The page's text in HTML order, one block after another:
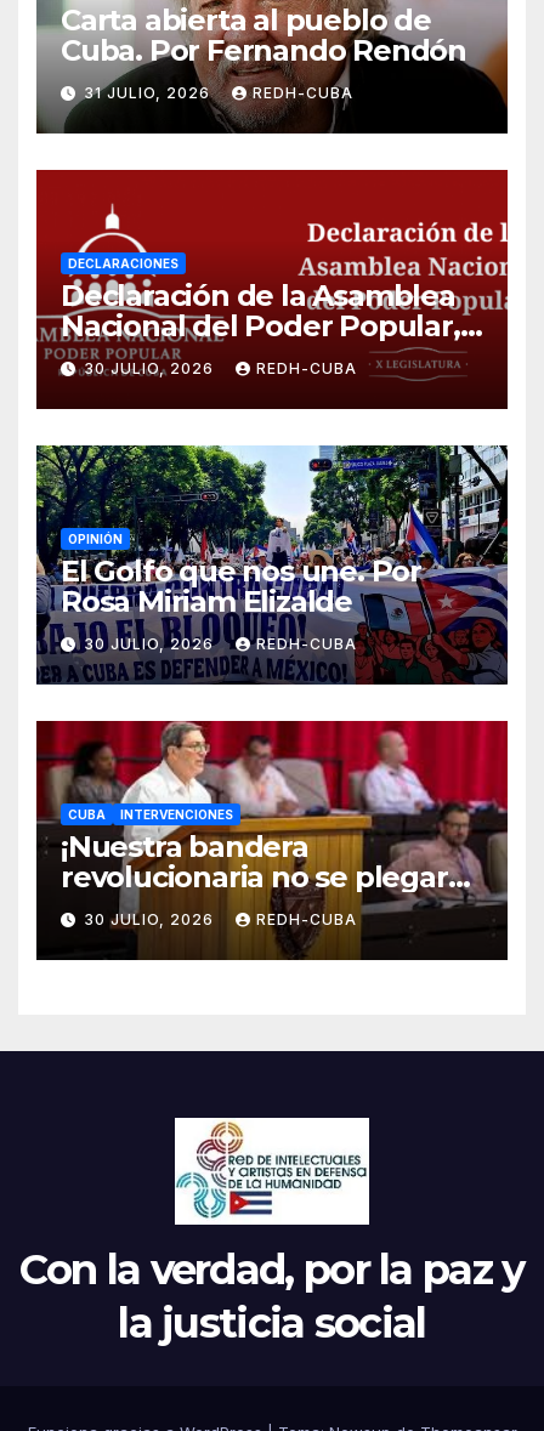
Carta abierta al pueblo de
Cuba. Por Fernando Rendón
31 JULIO, 2026 REDH-CUBA
DECLARACIONES
Declaración de la Asamblea
Nacional del Poder Popular,
¡Cesen el cerco energético y
el castigo colectivo al pueblo
cubano!
30 JULIO, 2026 REDH-CUBA
OPINIÓN
El Golfo que nos une. Por
Rosa Miriam Elizalde
30 JULIO, 2026 REDH-CUBA
CUBA INTERVENCIONES
¡Nuestra bandera
revolucionaria no se plegará
jamás! Por Bruno Rodríguez
Parrilla
30 JULIO, 2026 REDH-CUBA
Con la verdad, por la paz y
la justicia social